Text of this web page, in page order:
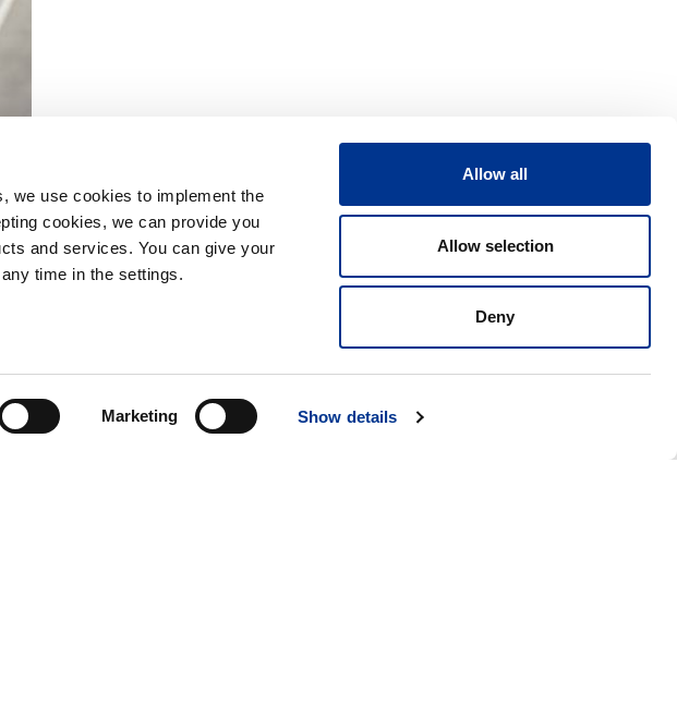
we use cookies to implement the
cookies, we can provide you
and services. You can give your
time in the settings.
Marketing Show details
Allow all
Allow selection
Deny